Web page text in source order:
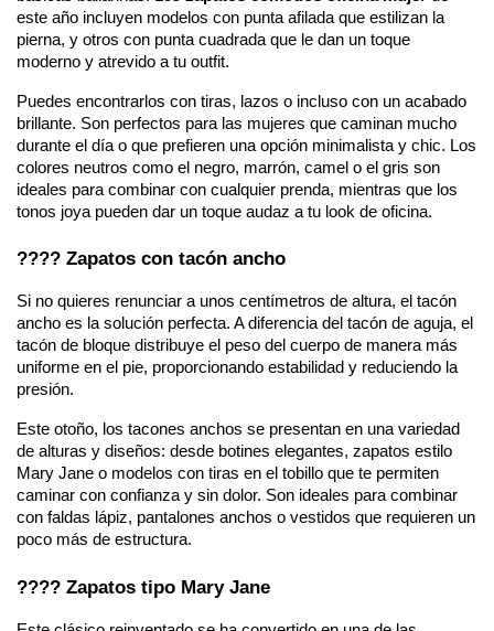
este año incluyen modelos con punta afilada que estilizan la
pierna, y otros con punta cuadrada que le dan un toque
moderno y atrevido a tu outfit.
Puedes encontrarlos con tiras, lazos o incluso con un acabado
brillante. Son perfectos para las mujeres que caminan mucho
durante el día o que prefieren una opción minimalista y chic. Los
colores neutros como el negro, marrón, camel o el gris son
ideales para combinar con cualquier prenda, mientras que los
tonos joya pueden dar un toque audaz a tu look de oficina.
???? Zapatos con tacón ancho
Si no quieres renunciar a unos centímetros de altura, el tacón
ancho es la solución perfecta. A diferencia del tacón de aguja, el
tacón de bloque distribuye el peso del cuerpo de manera más
uniforme en el pie, proporcionando estabilidad y reduciendo la
presión.
Este otoño, los tacones anchos se presentan en una variedad
de alturas y diseños: desde botines elegantes, zapatos estilo
Mary Jane o modelos con tiras en el tobillo que te permiten
caminar con confianza y sin dolor. Son ideales para combinar
con faldas lápiz, pantalones anchos o vestidos que requieren un
poco más de estructura.
???? Zapatos tipo Mary Jane